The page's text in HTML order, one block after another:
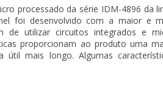
processado da série IDM-4896 da
foi desenvolvido com a maior e
de utilizar circuitos integrados e
proporcionam ao produto uma
mais longo. Algumas